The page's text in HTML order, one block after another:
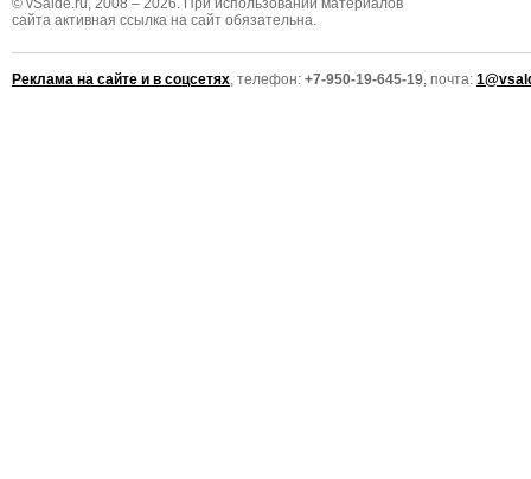
© vSalde.ru, 2008 – 2026. При использовании материалов
сайта активная ссылка на сайт обязательна.
Реклама на сайте и в соцсетях, телефон: +7-950-19-645-19, почта: